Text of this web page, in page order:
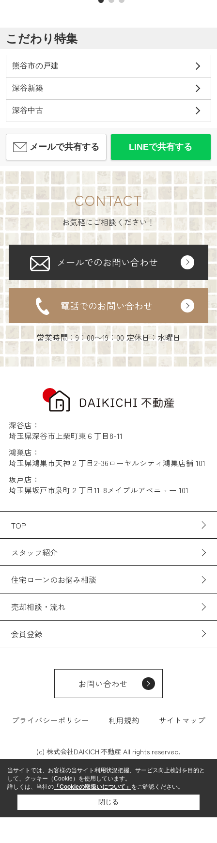
こだわり特集
熊谷市の戸建
深谷新築
深谷中古
メールで共有する LINEで共有する
CONTACT
お気軽にご相談ください！
メールでのお問い合わせ
電話でのお問い合わせ
営業時間：9：00〜19：00 定休日：水曜日
深谷店：
埼玉県深谷市上柴町東６丁目8-11
鴻巣店：
埼玉県鴻巣市天神２丁目2-36ローヤルシティ鴻巣店舗 101
坂戸店：
埼玉県坂戸市泉町２丁目11-8メイプルアベニュー 101
TOP
スタッフ紹介
住宅ローンのお悩み相談
売却相談・流れ
会員登録
お問い合わせ
プライバシーポリシー 利用規約 サイトマップ
(c) 株式会社DAIKICHI不動産 All rights reserved.
当サイトでは、お客様の当サイト利用状況把握、サービス向上検討を目的と
して、クッキー（Cookie）を使用しています。
詳しくは、当社の 「Cookieの取扱いについて」 をご確認ください。
閉じる